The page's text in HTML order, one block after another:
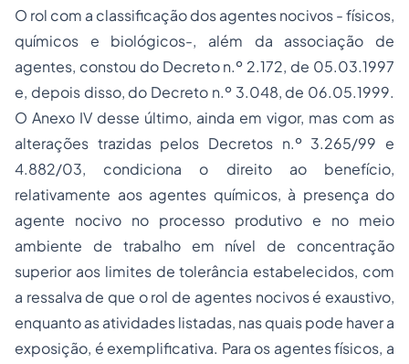
O rol com a classificação dos agentes nocivos - físicos,
químicos e biológicos-, além da associação de
agentes, constou do Decreto n.º 2.172, de 05.03.1997
e, depois disso, do Decreto n.º 3.048, de 06.05.1999.
O Anexo IV desse último, ainda em vigor, mas com as
alterações trazidas pelos Decretos n.º 3.265/99 e
4.882/03, condiciona o direito ao benefício,
relativamente aos agentes químicos, à presença do
agente nocivo no processo produtivo e no meio
ambiente de trabalho em nível de concentração
superior aos limites de tolerância estabelecidos, com
a ressalva de que o rol de agentes nocivos é exaustivo,
enquanto as atividades listadas, nas quais pode haver a
exposição, é exemplificativa. Para os agentes físicos, a